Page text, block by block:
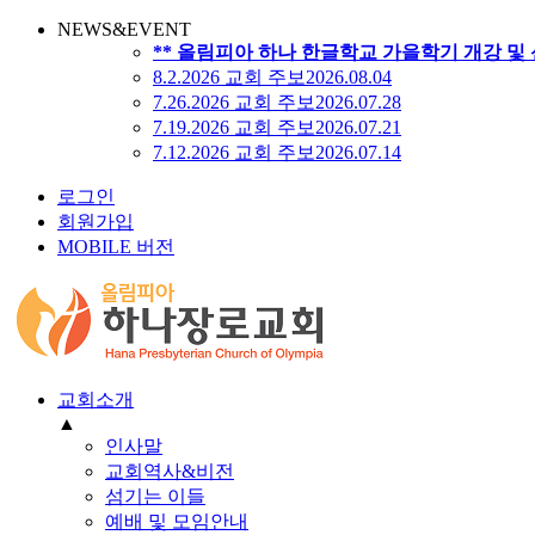
NEWS&EVENT
** 올림피아 하나 한글학교 가을학기 개강 및
8.2.2026 교회 주보 2026.08.04
7.26.2026 교회 주보 2026.07.28
7.19.2026 교회 주보 2026.07.21
7.12.2026 교회 주보 2026.07.14
로그인
회원가입
MOBILE 버전
교회소개
▲
인사말
교회역사&비전
섬기는 이들
예배 및 모임안내